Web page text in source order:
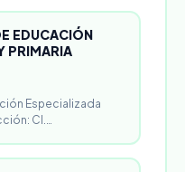
EDUCACIÓN
PRIMARIA
Especializada
Cl.…